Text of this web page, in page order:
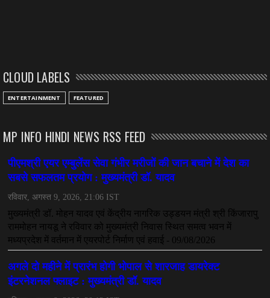
CLOUD LABELS
ENTERTAINMENT FEATURED
MP INFO HINDI NEWS RSS FEED